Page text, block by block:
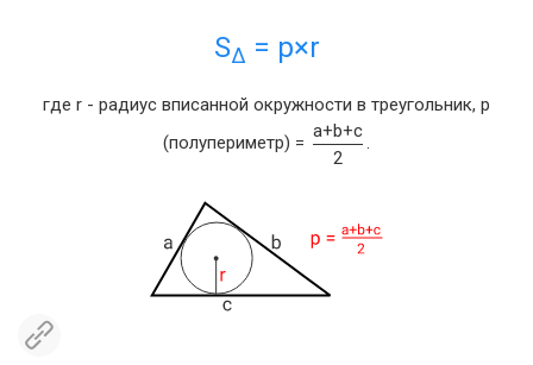
SΔ = p×r
где r - радиус вписанной окружности в треугольник, p
(полупериметр) =
a+b+c
2
.